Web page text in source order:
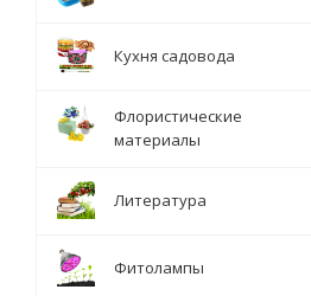
Кухня садовода
Флористические
материалы
Литература
Фитолампы